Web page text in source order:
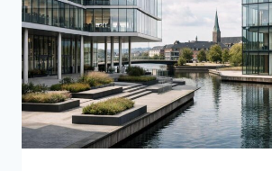
I
EN
ERHVERVSVENLIG
HOVEDSTADSKOMMUNE